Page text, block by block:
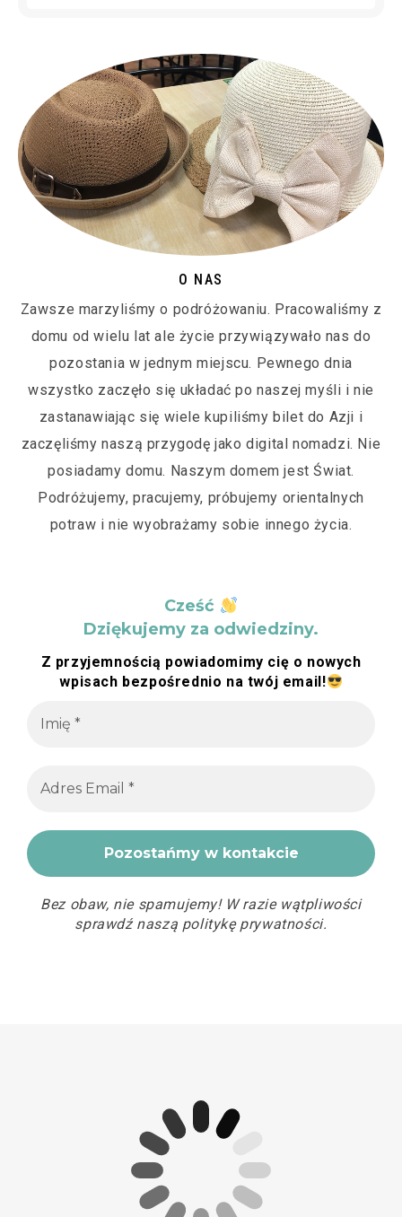
O NAS
Zawsze marzyliśmy o podróżowaniu. Pracowaliśmy z
domu od wielu lat ale życie przywiązywało nas do
pozostania w jednym miejscu. Pewnego dnia
wszystko zaczęło się układać po naszej myśli i nie
zastanawiając się wiele kupiliśmy bilet do Azji i
zaczęliśmy naszą przygodę jako digital nomadzi. Nie
posiadamy domu. Naszym domem jest Świat.
Podróżujemy, pracujemy, próbujemy orientalnych
potraw i nie wyobrażamy sobie innego życia.
Cześć
Dziękujemy za odwiedziny.
Z przyjemnością powiadomimy cię o nowych
wpisach bezpośrednio na twój email!
Bez obaw, nie spamujemy! W razie wątpliwości
sprawdź naszą politykę prywatności.